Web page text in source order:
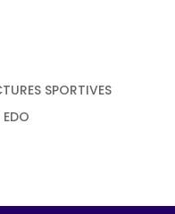
SPORTIVES
EDO